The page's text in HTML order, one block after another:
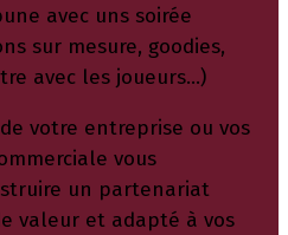
avec uns soirée
sur mesure, goodies,
avec les joueurs…)
votre entreprise ou vos
vous
un partenariat
valeur et adapté à vos